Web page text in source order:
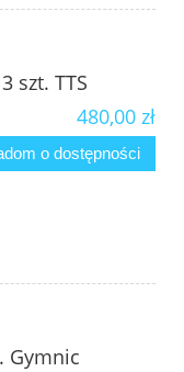
szt. TTS
480,00 zł
o dostępności
Gymnic